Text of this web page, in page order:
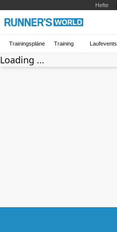
Hefte
Trainingspläne Training Laufevents
Loading ...